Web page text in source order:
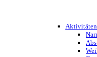
Aktivitäten